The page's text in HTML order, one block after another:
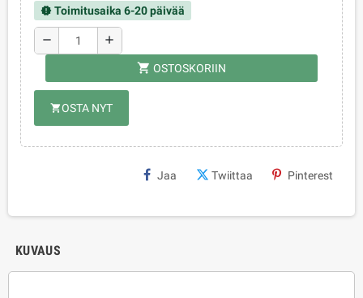
new_releases Toimitusaika 6-20 päivää
remove add
shopping_cart OSTOSKORIIN
shopping_cartOSTA NYT
Jaa Twiittaa Pinterest
KUVAUS